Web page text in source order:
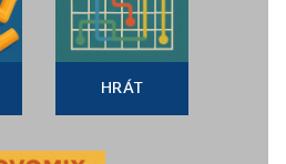
HRÁT